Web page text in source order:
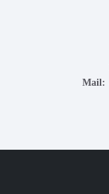
Mail: